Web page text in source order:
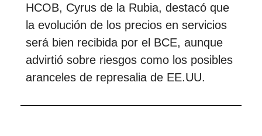
HCOB, Cyrus de la Rubia, destacó que
la evolución de los precios en servicios
será bien recibida por el BCE, aunque
advirtió sobre riesgos como los posibles
aranceles de represalia de EE.UU.